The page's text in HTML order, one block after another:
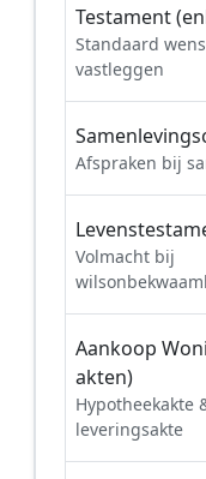
Testament
Standaard
vastleggen
Afspraken bij
Volmacht bij
Aankoop
akten)
Hypotheekakte
leveringsakte